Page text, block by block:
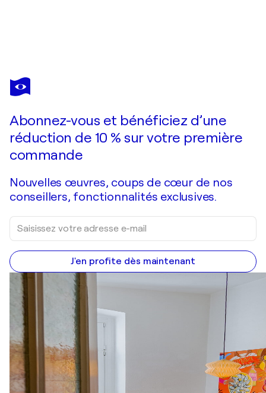
MIREK KUZNIAR
Junge Klavierspielerin
Abonnez-vous et bénéficiez d’une
réduction de 10 % sur votre première
commande
Nouvelles œuvres, coups de cœur de nos
conseillers, fonctionnalités exclusives.
J'en profite dès maintenant